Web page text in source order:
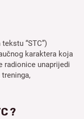
“STC”)
karaktera koja
radionice unaprijedi
?